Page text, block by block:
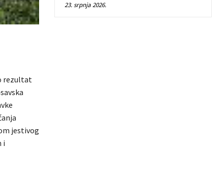
rezultat
jestivog
i
23. srpnja 2026.